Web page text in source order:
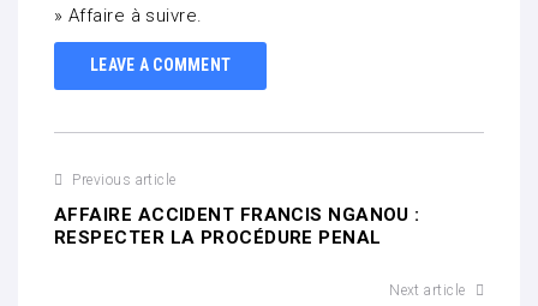
» Affaire à suivre.
LEAVE A COMMENT
Previous article
AFFAIRE ACCIDENT FRANCIS NGANOU :
RESPECTER LA PROCÉDURE PENAL
Next article